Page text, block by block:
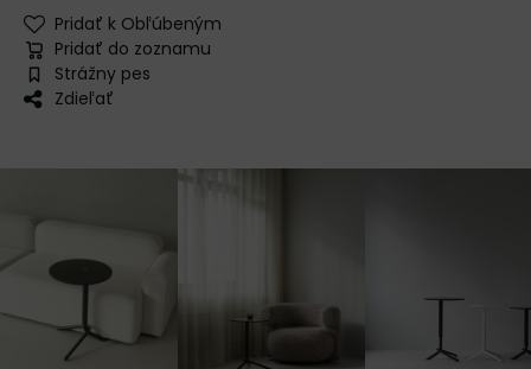
Pridať k Obľúbeným
Pridať do zoznamu
Strážny pes
Zdieľať